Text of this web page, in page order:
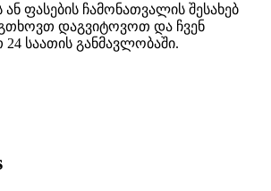
ფასების ჩამონათვალის შესახებ
გთხოვთ დაგვიტოვოთ და ჩვენ
საათის განმავლობაში.